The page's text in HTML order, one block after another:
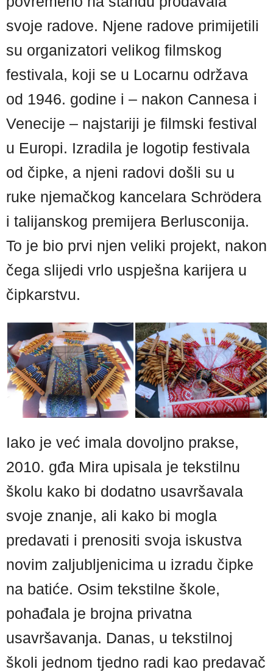
svoje radove. Njene radove primijetili
su organizatori velikog filmskog
festivala, koji se u Locarnu održava
od 1946. godine i – nakon Cannesa i
Venecije – najstariji je filmski festival
u Europi. Izradila je logotip festivala
od čipke, a njeni radovi došli su u
ruke njemačkog kancelara Schrödera
i talijanskog premijera Berlusconija.
To je bio prvi njen veliki projekt, nakon
čega slijedi vrlo uspješna karijera u
čipkarstvu.
Iako je već imala dovoljno prakse,
2010. gđa Mira upisala je tekstilnu
školu kako bi dodatno usavršavala
svoje znanje, ali kako bi mogla
predavati i prenositi svoja iskustva
novim zaljubljenicima u izradu čipke
na batiće. Osim tekstilne škole,
pohađala je brojna privatna
usavršavanja. Danas, u tekstilnoj
školi jednom tjedno radi kao predavač